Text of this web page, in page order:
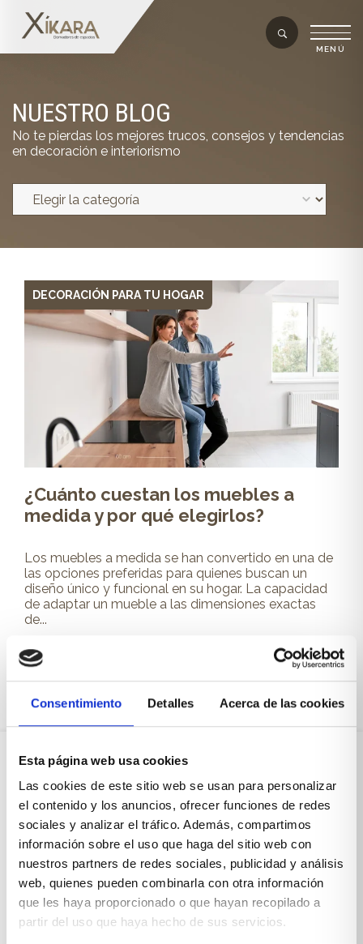
Consentimiento Detalles Acerca de las cookies
Esta página web usa cookies
Las cookies de este sitio web se usan para personalizar
el contenido y los anuncios, ofrecer funciones de redes
sociales y analizar el tráfico. Además, compartimos
información sobre el uso que haga del sitio web con
nuestros partners de redes sociales, publicidad y análisis
web, quienes pueden combinarla con otra información
que les haya proporcionado o que hayan recopilado a
partir del uso que haya hecho de sus servicios.
NUESTRO BLOG
No te pierdas los mejores trucos, consejos y tendencias
en decoración e interiorismo
DECORACIÓN PARA TU HOGAR
¿Cuánto cuestan los muebles a
medida y por qué elegirlos?
Los muebles a medida se han convertido en una de
las opciones preferidas para quienes buscan un
diseño único y funcional en su hogar. La capacidad
de adaptar un mueble a las dimensiones exactas
de...
Leer más
Sobre Xíkara
Inicio
Blog
Reseñas Google